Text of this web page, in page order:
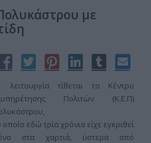
με
λειτουργία τίθεται το Κέντρο
Πολιτών (Κ.Ε.Π)
οποίο εδώ τρία χρόνια είχε εγκριθεί
στα χαρτιά, ύστερα από